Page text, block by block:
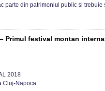
parte din patrimoniul public si
– Primul festival montan
2018
Cluj-Napoca